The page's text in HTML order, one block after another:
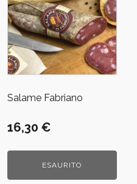
Salame Fabriano
16,30 €
ESAURITO